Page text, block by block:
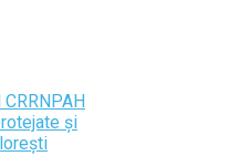
și